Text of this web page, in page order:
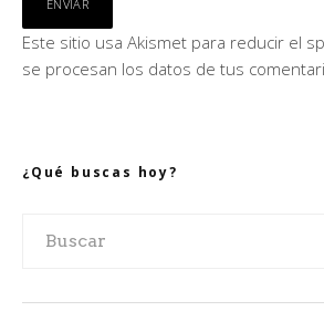
Este sitio usa Akismet para reducir el
se procesan los datos de tus
¿Qué buscas hoy?